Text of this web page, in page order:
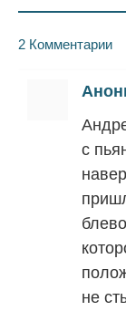
2 Комментарии
с
не